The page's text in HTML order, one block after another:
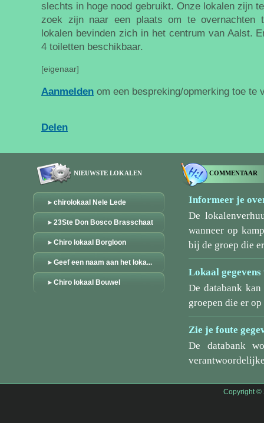
slechts in hoge nood gebruikt. Onze lokalen zijn
zoek zijn naar een plaats om te overnachten
lokalen bevinden zich in het centrum van Aalst.
4 toiletten beschikbaar.
[eigenaar]
Aanmelden om een bespreking/opmerking toe te
Delen
NIEUWSTE LOKALEN
chirolokaal Nele Lede
23Ste Don Bosco Brasschaat
Chiro lokaal Borgloon
Geef een naam aan het loka...
Chiro lokaal Bouwel
COMMENTAAR
Informeer je
De
wanneer op
bij de groep die
Lokaal
De databank
groepen die er
Zie je foute
De databank
Copyright ©